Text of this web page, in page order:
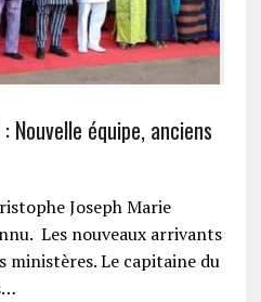
Nouvelle équipe, anciens
Joseph Marie
Les nouveaux arrivants
ministères. Le capitaine du